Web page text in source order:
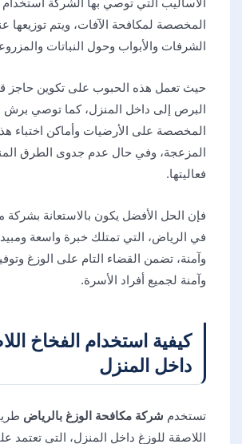
الأساليب التي توصي بها الشركة
المخصصة لمكافحة الآفات، ويتم توزيعها
الشرفات والأبواب وحول النباتات
حيث تعمل هذه الحبوب على تكوين حاجز
البرص إلى داخل المنزل، كما توصي برش
المخصصة على الأرضيات وأماكن اختباء
المزعجة، وفي حال عدم جدوى الطرق
فعاليتها.
فإن الحل الأفضل يكون بالاستعانة بشركة
في الرياض، التي تمتلك خبرة واسعة
وآمنة، تضمن القضاء التام على الوزغ
وآمنة لجميع أفراد الأسرة.
كيفية استخدام الفخاخ
داخل المنزل
تستخدم شركة مكافحة الوزغ بالرياض
اللاصقة للوزغ داخل المنزل، التي تعتمد